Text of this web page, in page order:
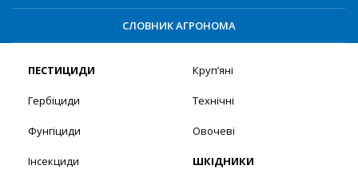
СЛОВНИК АГРОНОМА
ПЕСТИЦИДИ
Гербіциди
Фунгіциди
Інсекциди
Круп’яні
Технічні
Овочеві
ШКІДНИКИ